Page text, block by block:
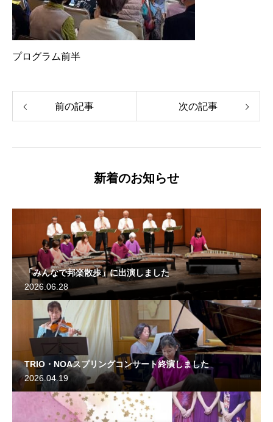
プログラム前半
前の記事 次の記事
新着のお知らせ
「みんなで邦楽散歩」に出演しました
2026.06.28
TRIO・NOAスプリングコンサート終演しました
2026.04.19